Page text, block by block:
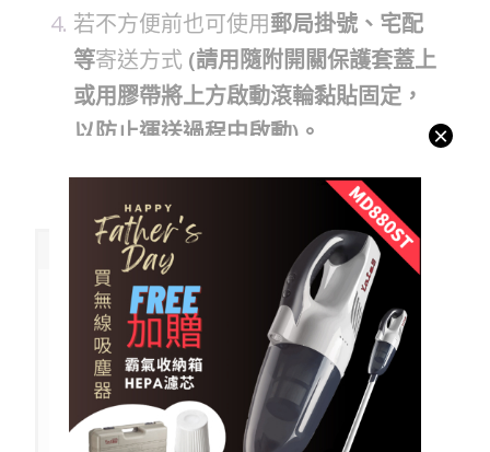
若不方便前也可使用郵局掛號、宅配
等寄送方式 (請用隨附開關保護套蓋上
或用膠帶將上方啟動滾輪黏貼固定，
以防止運送過程中啟動)。
我們收到產品後會再跟您電話聯繫。
Yates產品保固須知
1.保固將於購買日開始生效，請妥善保留交貨/
購買證明。
2.即使為保固期間內，需用郵寄或托運方式寄回
維修時其郵資或運費請購買者自理。
3.維修時所更換之零件，將由本公司回收採取適
當處理。
4.維修或更換仍在保固期間的YATES產品並不
×